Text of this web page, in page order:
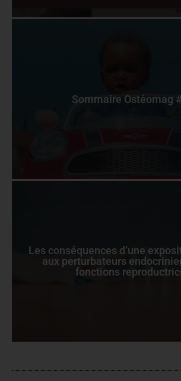
Sommaire Ostéomag
Les conséquences d’une
aux perturbateurs
fonctions